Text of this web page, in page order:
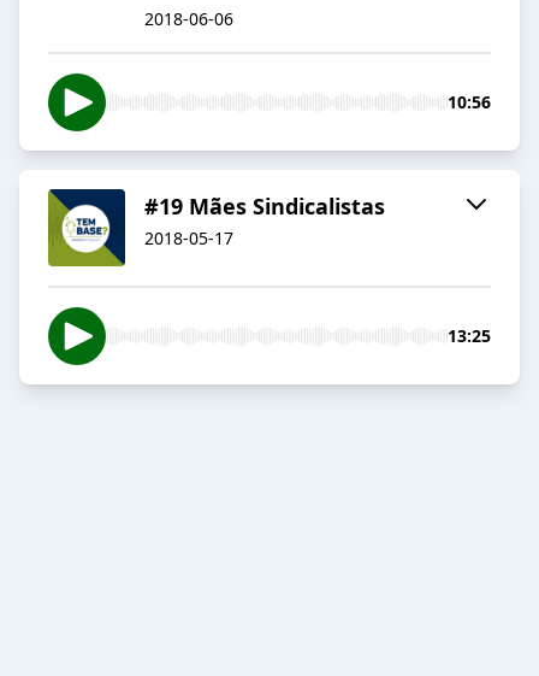
2018-06-06
10:56
#19 Mães Sindicalistas
2018-05-17
13:25